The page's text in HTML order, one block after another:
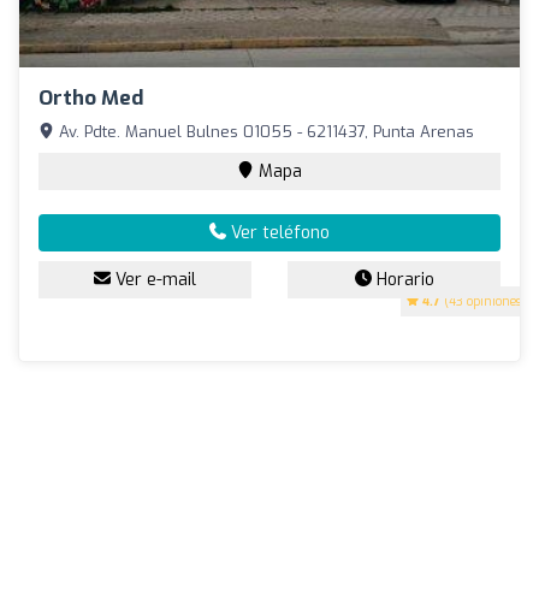
Ortho Med
4.7 (43 opiniones)
Av. Pdte. Manuel Bulnes 01055 - 6211437, Punta Arenas
Mapa
Ver teléfono
Ver e-mail Horario